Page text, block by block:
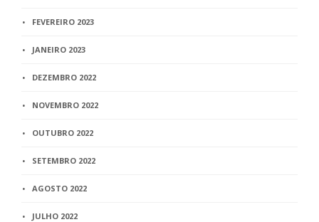
FEVEREIRO 2023
JANEIRO 2023
DEZEMBRO 2022
NOVEMBRO 2022
OUTUBRO 2022
SETEMBRO 2022
AGOSTO 2022
JULHO 2022